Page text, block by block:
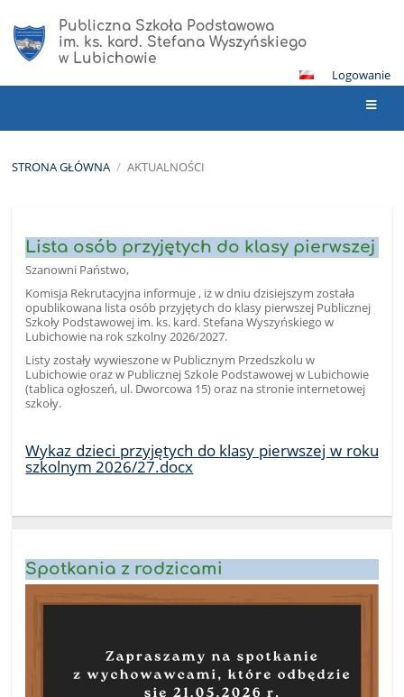
Publiczna Szkoła Podstawowa
im. ks. kard. Stefana Wyszyńskiego
w Lubichowie
Logowanie
STRONA GŁÓWNA / AKTUALNOŚCI
Lista osób przyjętych do klasy pierwszej
Szanowni Państwo,
Komisja Rekrutacyjna informuje , iż w dniu dzisiejszym została
opublikowana lista osób przyjętych do klasy pierwszej Publicznej
Szkoły Podstawowej im. ks. kard. Stefana Wyszyńskiego w
Lubichowie na rok szkolny 2026/2027.
Listy zostały wywieszone w Publicznym Przedszkolu w
Lubichowie oraz w Publicznej Szkole Podstawowej w Lubichowie
(tablica ogłoszeń, ul. Dworcowa 15) oraz na stronie internetowej
szkoły.
Wykaz dzieci przyjętych do klasy pierwszej w roku
szkolnym 2026/27.docx
Spotkania z rodzicami